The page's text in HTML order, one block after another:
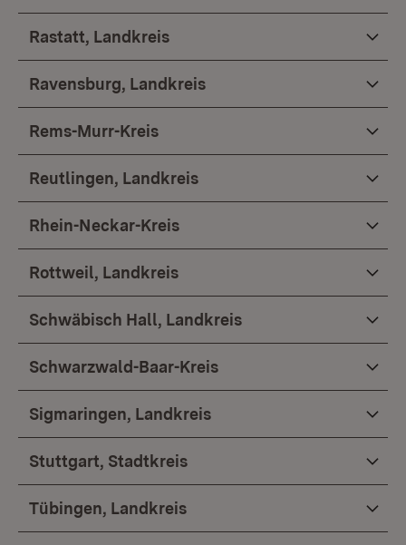
Rastatt, Landkreis
Ravensburg, Landkreis
Rems-Murr-Kreis
Reutlingen, Landkreis
Rhein-Neckar-Kreis
Rottweil, Landkreis
Schwäbisch Hall, Landkreis
Schwarzwald-Baar-Kreis
Sigmaringen, Landkreis
Stuttgart, Stadtkreis
Tübingen, Landkreis